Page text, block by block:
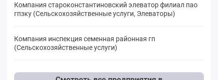
Компания староконстантиновский элеватор филиал пао
гпзку (Сельскохозяйственные услуги, Элеваторы)
Компания инспекция семенная районная гп
(Сельскохозяйственные услуги)